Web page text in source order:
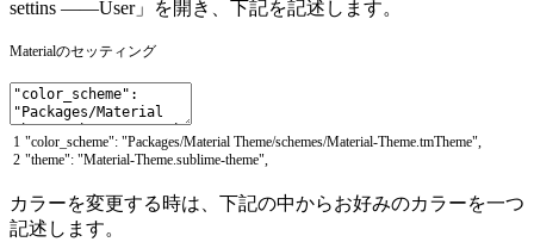
settins ——User」を開き、下記を記述します。
Materialのセッティング
1
2
"color_scheme": "Packages/Material Theme/schemes/Material-Theme.tmTheme",
"theme": "Material-Theme.sublime-theme",
カラーを変更する時は、下記の中からお好みのカラーを一つ
記述します。